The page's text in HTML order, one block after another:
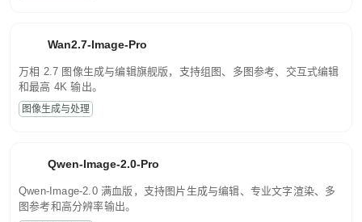
Wan2.7-Image-Pro
万相 2.7 图像生成与编辑旗舰版，支持组图、多图参考、交互式编辑
和最高 4K 输出。
图像生成与处理
Qwen-Image-2.0-Pro
Qwen-Image-2.0 满血版，支持图片生成与编辑、专业文字渲染、多
图参考和高分辨率输出。